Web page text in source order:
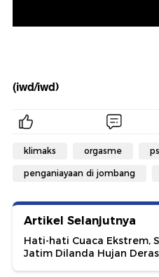
(iwd/iwd)
klimaks orgasme
penganiayaan di jombang
Artikel Selanjutnya
Hati-hati Cuaca Ekstrem,
Jatim Dilanda Hujan Deras